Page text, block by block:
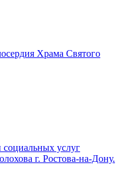
Храма Святого
социальных услуг
г. Ростова-на-Дону.